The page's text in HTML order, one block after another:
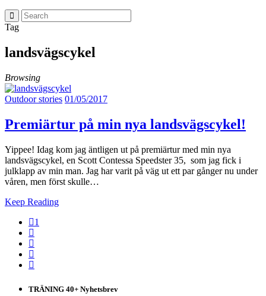
Tag
landsvägscykel
Browsing
Outdoor stories 01/05/2017
Premiärtur på min nya landsvägscykel!
Yippee! Idag kom jag äntligen ut på premiärtur med min nya
landsvägscykel, en Scott Contessa Speedster 35, som jag fick i
julklapp av min man. Jag har varit på väg ut ett par gånger nu under
våren, men först skulle…
Keep Reading
1
TRÄNING 40+ Nyhetsbrev